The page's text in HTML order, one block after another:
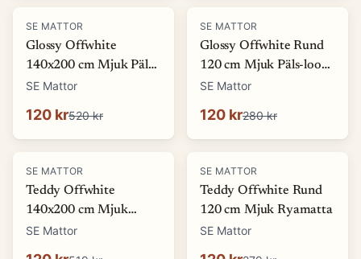
-77 %
SE MATTOR
Glossy Offwhite
140x200 cm Mjuk Päls-
look Matta
SE Mattor
120 kr520 kr
-57%
SE MATTOR
Glossy Offwhite Rund
120 cm Mjuk Päls-look
Matta
SE Mattor
120 kr280 kr
-77 %
SE MATTOR
Teddy Offwhite
140x200 cm Mjuk
Ryamatta
SE Mattor
-57%
SE MATTOR
Teddy Offwhite Rund
120 cm Mjuk Ryamatta
SE Mattor